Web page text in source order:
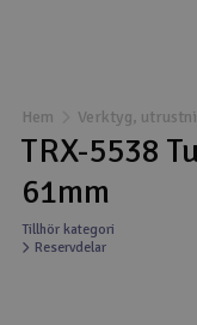
Drönare
Drönare för
Flygplan
Hem Verktyg,
TRX-5538
61mm
Tillhör kategori
Reservdelar